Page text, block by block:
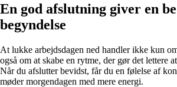
En god afslutning giver en
begyndelse
At lukke arbejdsdagen ned handler ikke kun
også om at skabe en rytme, der gør det lettere
Når du afslutter bevidst, får du en følelse af
møder morgendagen med mere energi.